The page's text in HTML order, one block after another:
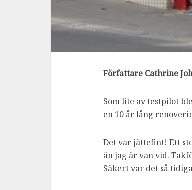
Författare Cathrine
Som lite av testpilot
en 10 år lång
Det var jättefint! Ett
än jag är van vid.
Säkert var det så